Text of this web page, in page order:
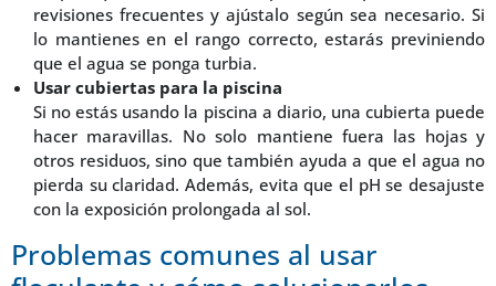
revisiones frecuentes y ajústalo según sea necesario. Si
lo mantienes en el rango correcto, estarás previniendo
que el agua se ponga turbia.
Usar cubiertas para la piscina
Si no estás usando la piscina a diario, una cubierta puede
hacer maravillas. No solo mantiene fuera las hojas y
otros residuos, sino que también ayuda a que el agua no
pierda su claridad. Además, evita que el pH se desajuste
con la exposición prolongada al sol.
Problemas comunes al usar